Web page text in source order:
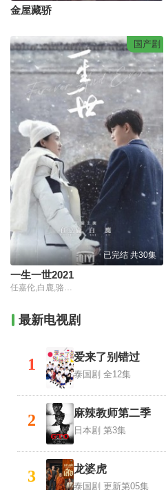
金屋藏骄
国产剧
已完结 共30集
一生一世2021
任嘉伦,白鹿,骆明劼,王瑞欣
最新电视剧
1 爱来了别错过
泰国剧 全12集
2 麻辣教师第二季
日本剧 第3集
3 龙婆虎
泰国剧 更新第05集